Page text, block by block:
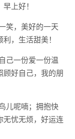
上好！
笑，美好的一天
，生活甜美！
己一份爱一份温
顾好自己，我的朋
儿呢喃；拥抱快
无忧无烦，好运连